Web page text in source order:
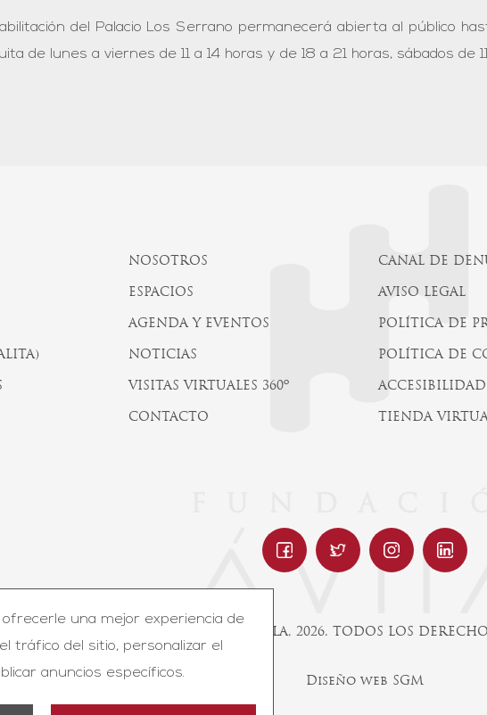
ofrecerle una mejor experiencia de
tráfico del sitio, personalizar el
anuncios específicos.
del Palacio Los Serrano permanecerá abierta al público
de lunes a viernes de 11 a 14 horas y de 18 a 21 horas, sábados de
NOSOTROS
ESPACIOS
AGENDA Y EVENTOS
NOTICIAS
VISITAS VIRTUALES 360º
CONTACTO
CANAL DE
AVISO LEGAL
POLÍTICA DE
POLÍTICA DE
ACCESIBILIDAD
TIENDA
© FUNDACIÓN ÁVILA, 2026. TODOS LOS
Diseño web SGM